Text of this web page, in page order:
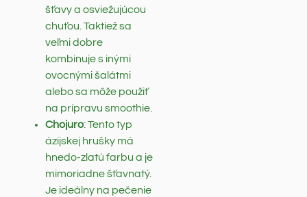
šťavy a osviežujúcou
chuťou. Taktiež sa
veľmi dobre
kombinuje s inými
ovocnými šalátmi
alebo sa môže použiť
na prípravu smoothie.
Chojuro: Tento typ
ázijskej hrušky má
hnedo-zlatú farbu a je
mimoriadne šťavnatý.
Je ideálny na pečenie